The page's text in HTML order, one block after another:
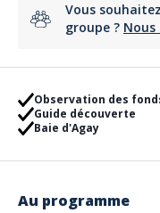
Vous
groupe ?
Observation des
Guide découverte
Baie d'Agay
Au programme